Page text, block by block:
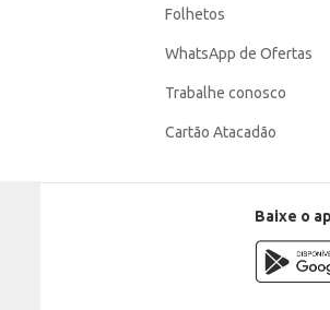
Folhetos
WhatsApp de Ofertas
Trabalhe conosco
Cartão Atacadão
Baixe o